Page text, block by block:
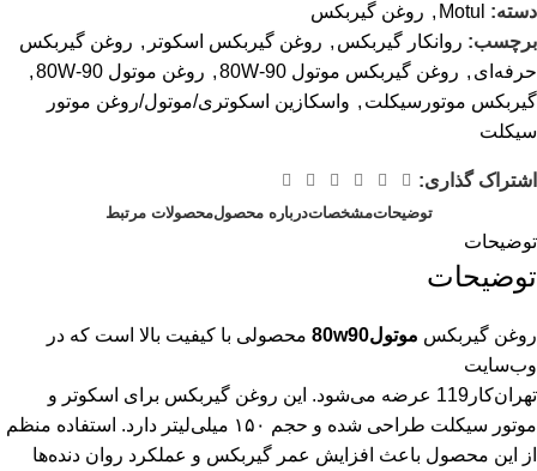
دسته: Motul
, روغن گیربکس
برچسب: روانکار گیربکس , روغن گیربکس اسکوتر , روغن گیربکس
حرفه‌ای , روغن گیربکس موتول 80W-90 , روغن موتول 80W-90
,
گیربکس موتورسیکلت , واسکازین اسکوتری/موتول/روغن موتور
سیکلت
اشتراک گذاری:
توضیحاتمشخصاتدرباره محصولمحصولات مرتبط
توضیحات
توضیحات
روغن گیربکس موتول80w90
محصولی با کیفیت بالا است که در
وب‌سایت
تهران‌کار119
عرضه می‌شود. این روغن گیربکس برای اسکوتر و
موتور سیکلت طراحی شده و حجم ۱۵۰ میلی‌لیتر دارد. استفاده منظم
از این محصول باعث افزایش عمر گیربکس و عملکرد روان دنده‌ها